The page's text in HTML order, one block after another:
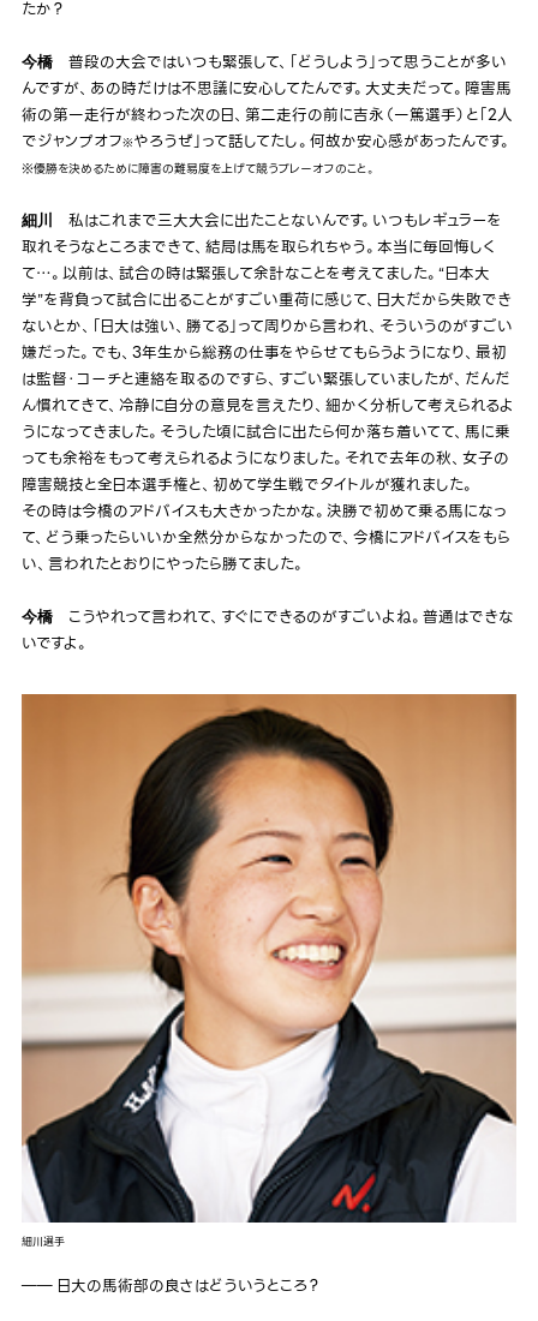
たか？
今橋普段の大会ではいつも緊張して、「どうしよう」って思うことが多い
んですが、あの時だけは不思議に安心してたんです。大丈夫だって。障害馬
術の第一走行が終わった次の日、第二走行の前に吉永（一篤選手）と「2人
でジャンプオフ※やろうぜ」って話してたし。何故か安心感があったんです。
※優勝を決めるために障害の難易度を上げて競うプレーオフのこと。
細川
私はこれまで三大大会に出たことないんです。いつもレギュラーを
取れそうなところまできて、結局は馬を取られちゃう。本当に毎回悔しく
て…。以前は、試合の時は緊張して余計なことを考えてました。“日本大
学”を背負って試合に出ることがすごい重荷に感じて、日大だから失敗でき
ないとか、「日大は強い、勝てる」って周りから言われ、そういうのがすごい
嫌だった。でも、3年生から総務の仕事をやらせてもらうようになり、最初
は監督・コーチと連絡を取るのですら、すごい緊張していましたが、だんだ
ん慣れてきて、冷静に自分の意見を言えたり、細かく分析して考えられるよ
うになってきました。そうした頃に試合に出たら何か落ち着いてて、馬に乗
っても余裕をもって考えられるようになりました。それで去年の秋、女子の
障害競技と全日本選手権と、初めて学生戦でタイトルが獲れました。
その時は今橋のアドバイスも大きかったかな。決勝で初めて乗る馬になっ
て、どう乗ったらいいか全然分からなかったので、今橋にアドバイスをもら
い、言われたとおりにやったら勝てました。
今橋こうやれって言われて、すぐにできるのがすごいよね。普通はできな
いですよ。
細川選手
―― 日大の馬術部の良さはどういうところ？